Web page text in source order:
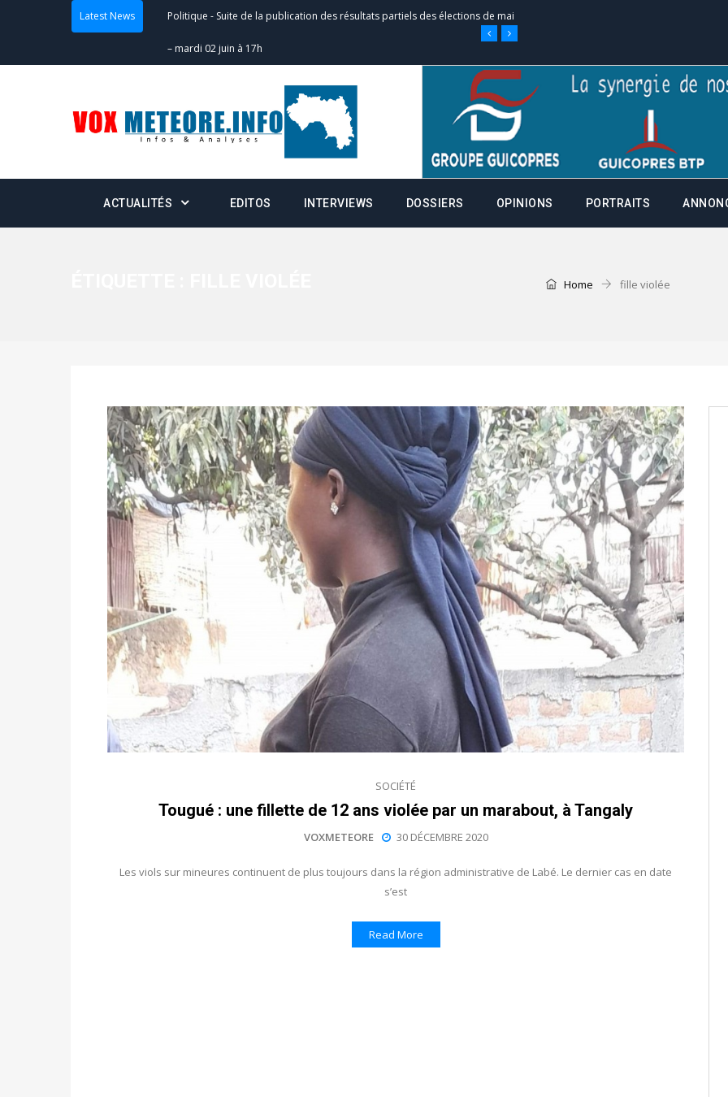
Latest News Politique - Suite de la publication des résultats partiels des élections de mai
– mardi 02 juin à 17h
Scrutins : la DGE active un centre d’appel, joignable au 105, ouvert
24h/24 et 7j/7
Actualités - Double scrutin du 31 mai : fin des campagnes ce jeudi 28 mai à
minuit
Actualités Communiqué relatif à la délivrance de la fiche de procuration
Politique-Double scrutin du 31 mai : retrait des cartes d’électeurs possible
du 16 au 31 mai 2026
Politique-Délégués de bureaux de vote : vos informations à transmettre
avant le 16 mai 2026 à 16h
Politique - Proclamation des résultats globaux provisoires et des
statistiques des législatives et communales : ce 4 juin à 18h
Politique Suite de la publication des résultats partiels des élections de mai
ce 03 juin à 14h
ACTUALITÉS EDITOS INTERVIEWS DOSSIERS OPINIONS PORTRAITS
Home fille violée
SOCIÉTÉ
Tougué : une fillette de 12 ans violée par un marabout, à Tangaly
VOXMETEORE 30 DÉCEMBRE 2020
Les viols sur mineures continuent de plus toujours dans la région administrative de Labé. Le dernier cas en date
s’est
Read More